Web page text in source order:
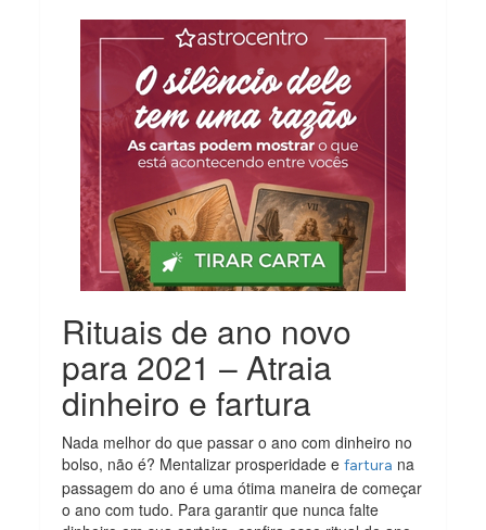
Rituais de ano novo
para 2021 – Atraia
dinheiro e fartura
Nada melhor do que passar o ano com dinheiro no
bolso, não é? Mentalizar prosperidade efartura na
passagem do ano é uma ótima maneira de começar
o ano com tudo. Para garantir que nunca falte